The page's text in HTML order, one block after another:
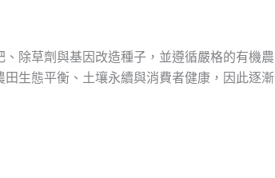
除草劑與基因改造種子，並遵循嚴格的有機農
生態平衡、土壤永續與消費者健康，因此逐漸